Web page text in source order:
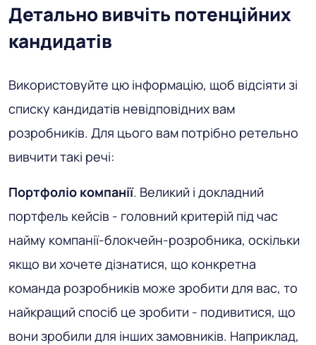
Детально вивчіть потенційних
кандидатів
Використовуйте цю інформацію, щоб відсіяти зі
списку кандидатів невідповідних вам
розробників. Для цього вам потрібно ретельно
вивчити такі речі:
Портфоліо компанії. Великий і докладний
портфель кейсів - головний критерій під час
найму компанії-блокчейн-розробника, оскільки
якщо ви хочете дізнатися, що конкретна
команда розробників може зробити для вас, то
найкращий спосіб це зробити - подивитися, що
вони зробили для інших замовників. Наприклад,